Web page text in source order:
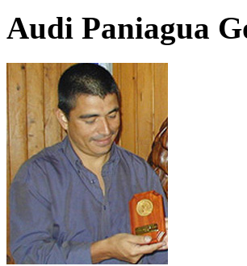
Audi Paniagua